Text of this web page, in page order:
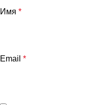
Имя *
Email *